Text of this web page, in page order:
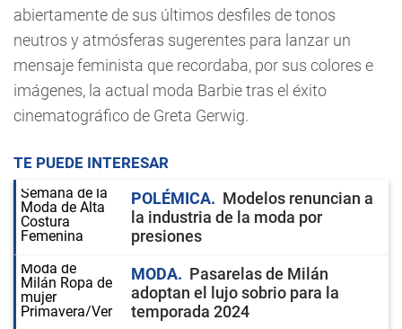
abiertamente de sus últimos desfiles de tonos
neutros y atmósferas sugerentes para lanzar un
mensaje feminista que recordaba, por sus colores e
imágenes, la actual moda Barbie tras el éxito
cinematográfico de Greta Gerwig.
TE PUEDE INTERESAR
POLÉMICA
Modelos renuncian a
la industria de la moda por
presiones
MODA
Pasarelas de Milán
adoptan el lujo sobrio para la
temporada 2024